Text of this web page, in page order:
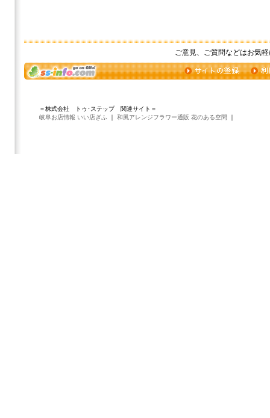
ご意見、ご質問などはお気
＝株式会社 トゥ･ステップ 関連サイト＝
岐阜お店情報 いい店ぎふ ｜ 和風アレンジフラワー通販 花のある空間 ｜